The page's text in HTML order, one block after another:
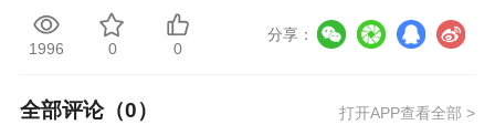
还爆出来过10天4条年轻人猝死的新闻，
我国每年60万人猝死，其中43%的人在40岁以
1996 0 0
分享：
全部评论（0） 打开APP查看全部 >